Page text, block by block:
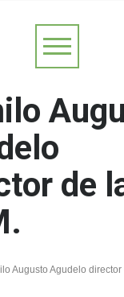
de
Augusto Agudelo director